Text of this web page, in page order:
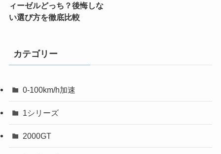
ィーゼルどっち？後悔しな
い選び方を徹底比較
カテゴリー
0-100km/h加速
1シリーズ
2000GT